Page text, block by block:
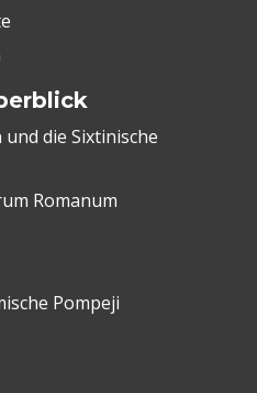
die Sixtinische
Romanum
Pompeji